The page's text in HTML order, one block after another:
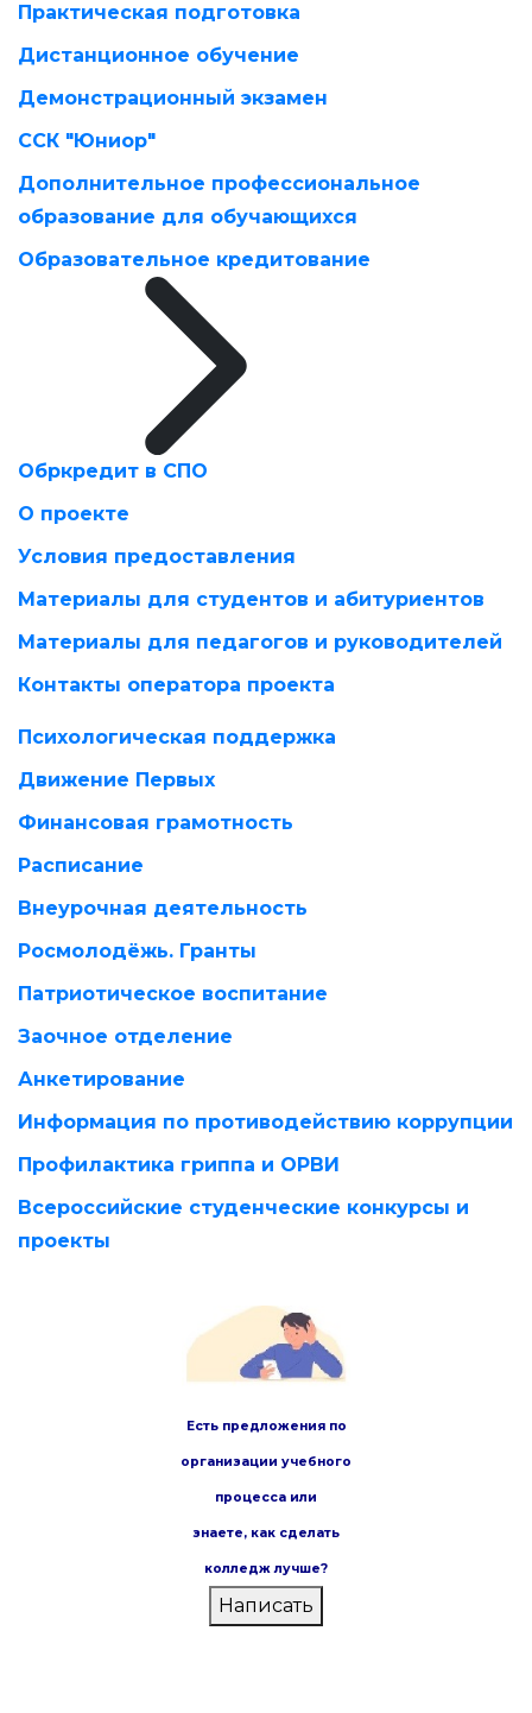
Практическая подготовка
Дистанционное обучение
Демонстрационный экзамен
ССК "Юниор"
Дополнительное профессиональное
образование для обучающихся
Образовательное кредитование
Обркредит в СПО
О проекте
Условия предоставления
Материалы для студентов и абитуриентов
Материалы для педагогов и руководителей
Контакты оператора проекта
Психологическая поддержка
Движение Первых
Финансовая грамотность
Расписание
Внеурочная деятельность
Росмолодёжь. Гранты
Патриотическое воспитание
Заочное отделение
Анкетирование
Информация по противодействию коррупции
Профилактика гриппа и ОРВИ
Всероссийские студенческие конкурсы и
проекты
Есть предложения по
организации учебного
процесса или
знаете, как сделать
колледж лучше?
Написать